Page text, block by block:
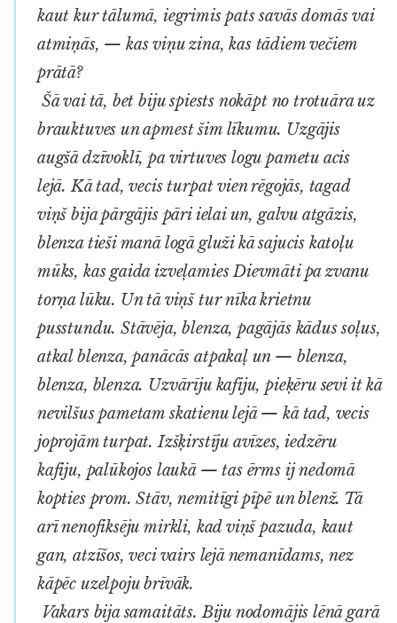
kaut kur tālumā, iegrimis pats savās domās vai
atmiņās, — kas viņu zina, kas tādiem večiem
prātā?
Šā vai tā, bet biju spiests nokāpt no trotuāra uz
brauktuves un apmest šim līkumu. Uzgājis
augšā dzīvoklī, pa virtuves logu pametu acis
lejā. Kā tad, vecis turpat vien rēgojās, tagad
viņš bija pārgājis pāri ielai un, galvu atgāzis,
blenza tieši manā logā gluži kā sajucis katoļu
mūks, kas gaida izveļamies Dievmāti pa zvanu
torņa lūku. Un tā viņš tur nīka krietnu
pusstundu. Stāvēja, blenza, pagājās kādus soļus,
atkal blenza, panācās atpakaļ un — blenza,
blenza, blenza. Uzvārīju kafiju, pieķēru sevi it kā
nevilšus pametam skatienu lejā — kā tad, vecis
joprojām turpat. Izšķirstīju avīzes, iedzēru
kafiju, palūkojos laukā — tas ērms ij nedomā
kopties prom. Stāv, nemitīgi pīpē un blenž. Tā
arī nenofiksēju mirkli, kad viņš pazuda, kaut
gan, atzīšos, veci vairs lejā nemanīdams, nez
kāpēc uzelpoju brīvāk.
Vakars bija samaitāts. Biju nodomājis lēnā garā